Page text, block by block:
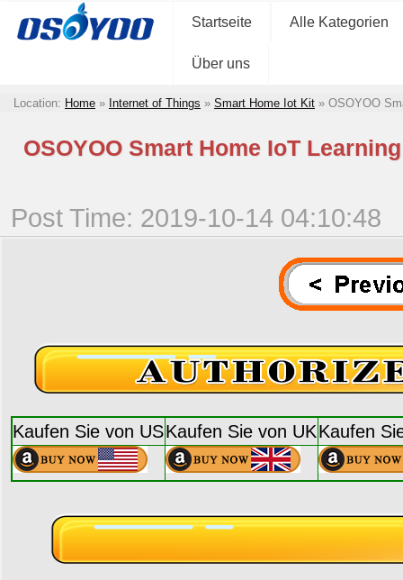
Startseite Alle Kategorien
Über uns
Location: Home » Internet of Things » Smart Home Iot Kit » OSOYOO
OSOYOO Smart Home IoT
Post Time: 2019-10-14 04:10:48
Kaufen Sie von USKaufen Sie von UKKaufen